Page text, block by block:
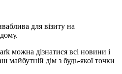
для візиту на
можна дізнатися всі новини і
майбутній дім з будь-якої точки